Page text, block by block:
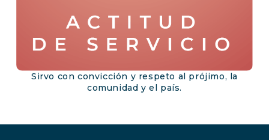
Sirvo con convicción y respeto al prójimo, la
comunidad y el país.